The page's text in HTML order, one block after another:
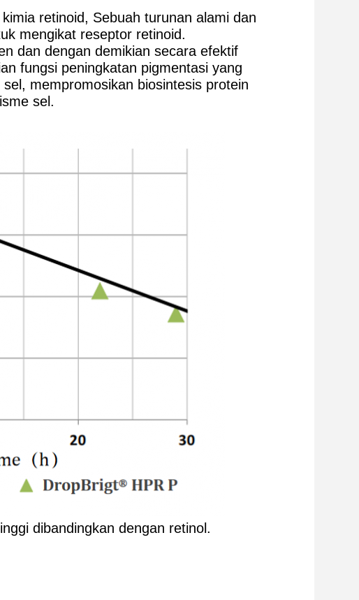
retinoid, Sebuah turunan alami dan
mengikat reseptor retinoid.
dan dengan demikian secara efektif
fungsi peningkatan pigmentasi yang
mempromosikan biosintesis protein
sel.
dibandingkan dengan retinol.